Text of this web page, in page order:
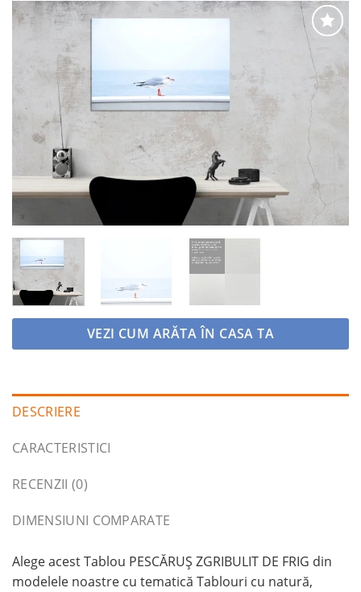
Adaugă
la
favorite
VEZI CUM ARĂTA ÎN CASA TA
DESCRIERE
CARACTERISTICI
RECENZII (0)
DIMENSIUNI COMPARATE
Alege acest Tablou PESCĂRUȘ ZGRIBULIT DE FRIG din
modelele noastre cu tematică Tablouri cu natură,